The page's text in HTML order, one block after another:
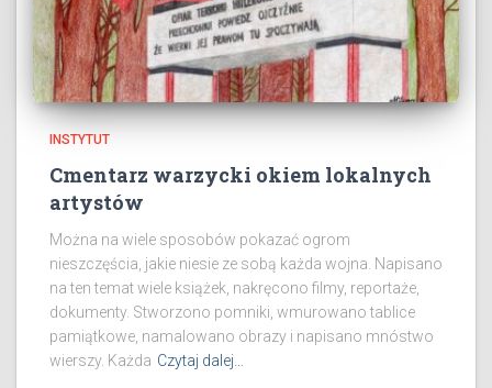
INSTYTUT
Cmentarz warzycki okiem lokalnych
artystów
Można na wiele sposobów pokazać ogrom
nieszczęścia, jakie niesie ze sobą każda wojna. Napisano
na ten temat wiele książek, nakręcono filmy, reportaże,
dokumenty. Stworzono pomniki, wmurowano tablice
pamiątkowe, namalowano obrazy i napisano mnóstwo
wierszy. Każda Czytaj dalej…